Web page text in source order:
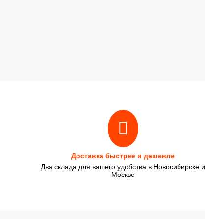
Доставка быстрее и дешевле
Два склада для вашего удобства в Новосибирске и
Москве